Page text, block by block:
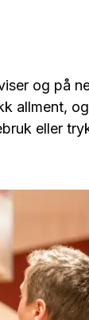
og på
allment,
eller